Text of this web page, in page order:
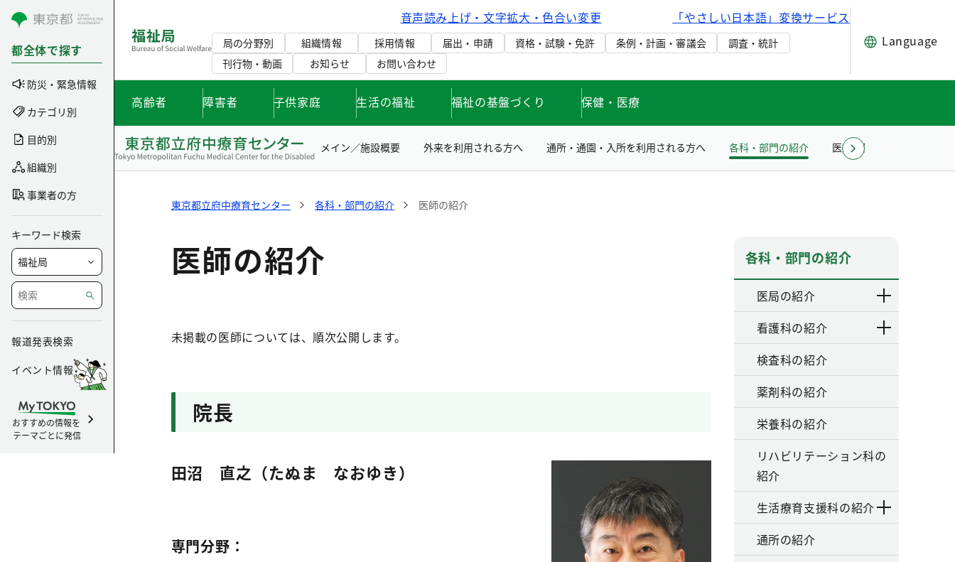
コンテンツにスキップ
都全体で探す
防災・緊急情報
カテゴリ別
目的別
組織別
事業者の方
キーワード検索
報道発表検索
イベント情報
おすすめの情報を
テーマごとに発信
音声読み上げ・文字拡大・色合い変更 「やさしい日本語」変換サービス
局の分野別 組織情報 採用情報 届出・申請 資格・試験・免許 条例・計画・審議会
調査・統計
刊行物・動画
お知らせ お問い合わせ
Language
高齢者 障害者 子供家庭 生活の福祉 福祉の基盤づくり 保健・医療
メイン／施設概要 外来を利用される方へ 通所・通園・入所を利用される方へ 各科・部門の紹介 医療関係者の方へ
東京都立府中療育センター 各科・部門の紹介 医師の紹介
医師の紹介
未掲載の医師については、順次公開します。
院長
田沼 直之（たぬま なおゆき）
専門分野：
各科・部門の紹介
医局の紹介
看護科の紹介
検査科の紹介
薬剤科の紹介
栄養科の紹介
リハビリテーション科の
紹介
生活療育支援科の紹介
通所の紹介